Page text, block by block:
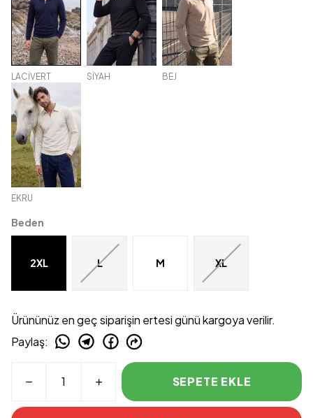
LACİVERT SİYAH BEJ
EKRU
Beden
2XL L M XL
Ürününüz en geç siparişin ertesi günü kargoya verilir.
Paylaş:
SEPETE EKLE